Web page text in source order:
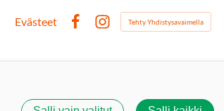
Evästeet
Instagram
Tehty Yhdistysavaimella